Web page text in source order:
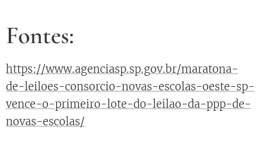
Fontes:
https://www.agenciasp.sp.gov.br/maratona-
de-leiloes-consorcio-novas-escolas-oeste-sp-
vence-o-primeiro-lote-do-leilao-da-ppp-de-
novas-escolas/